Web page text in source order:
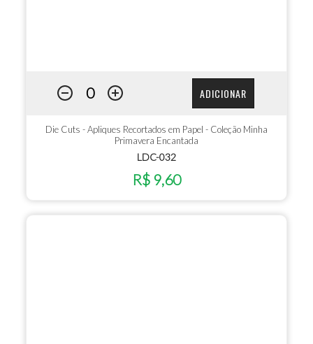
ADICIONAR
Die Cuts - Apliques Recortados em Papel - Coleção Minha
Primavera Encantada
LDC-032
R$ 9,60